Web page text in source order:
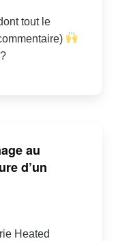
tout le
au
d’un
Heated